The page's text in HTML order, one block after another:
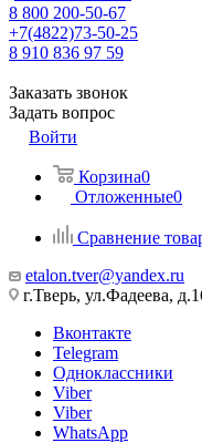
8 800 200-50-67
+7(4822)73-50-25
8 910 836 97 59
Заказать звонок
Задать вопрос
Войти
Корзина0
Отложенные0
Сравнение
etalon.tver@yandex.ru
г.Тверь, ул.Фадеева,
Вконтакте
Telegram
Одноклассники
Viber
Viber
WhatsApp